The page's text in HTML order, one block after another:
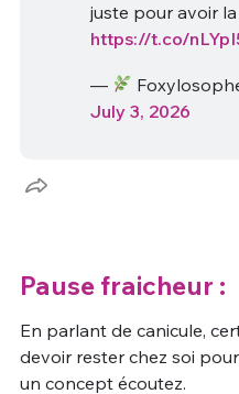
juste pour avoir la
https://t.co/
—
July 3, 2026
Pause fraicheur :
En parlant de canicule,
devoir rester chez soi pour
un concept écoutez.